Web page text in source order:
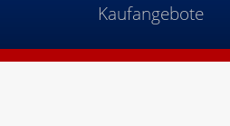
Kaufangebote